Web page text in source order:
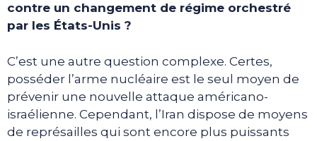
contre un changement de régime orchestré
par les États-Unis ?
C’est une autre question complexe. Certes,
posséder l’arme nucléaire est le seul moyen de
prévenir une nouvelle attaque américano-
israélienne. Cependant, l’Iran dispose de moyens
de représailles qui sont encore plus puissants